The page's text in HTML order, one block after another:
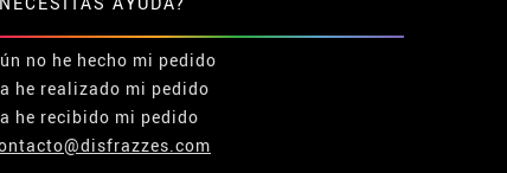
no he hecho mi pedido
he realizado mi pedido
he recibido mi pedido